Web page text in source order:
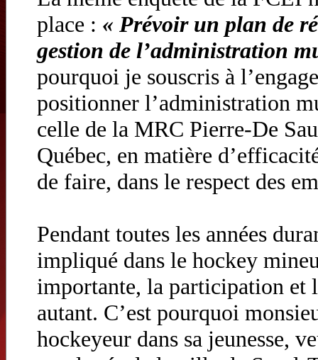
place : « Prévoir un plan de
gestion de l’administration
pourquoi je souscris à
positionner l’administration
celle de la MRC Pierre-De
Québec, en matière
de faire, dans le respect des
Pendant toutes les années
impliqué dans le hockey
importante, la participation et
autant. C’est pourquoi
hockeyeur dans sa jeunesse,